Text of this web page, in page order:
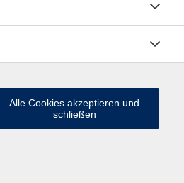
Alle Cookies akzeptieren und
schließen